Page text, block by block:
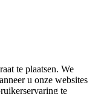
te plaatsen. We
u onze websites
te